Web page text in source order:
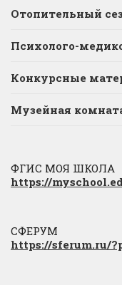
Отопительный
Психолого-
Конкурсные
Музейная
ФГИС МОЯ ШКОЛА
https://
СФЕРУМ
https://sferum.ru/